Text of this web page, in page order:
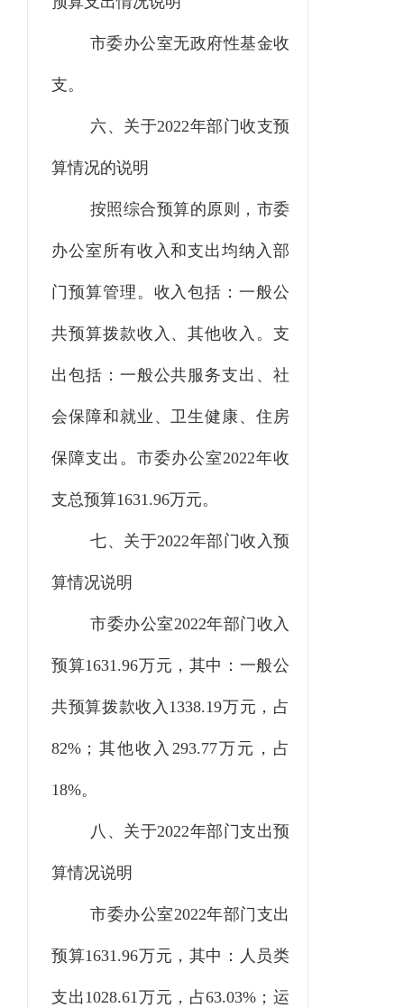
市委办公室无政府性基金收
支。
六、关于2022年部门收支预
算情况的说明
按照综合预算的原则，市委
办公室所有收入和支出均纳入部
门预算管理。收入包括：一般公
共预算拨款收入、其他收入。支
出包括：一般公共服务支出、社
会保障和就业、卫生健康、住房
保障支出。市委办公室2022年收
支总预算1631.96万元。
七、关于2022年部门收入预
算情况说明
市委办公室2022年部门收入
预算1631.96万元，其中：一般公
共预算拨款收入1338.19万元，占
82%；其他收入293.77万元，占
18%。
八、关于2022年部门支出预
算情况说明
市委办公室2022年部门支出
预算1631.96万元，其中：人员类
支出1028.61万元，占63.03%；运